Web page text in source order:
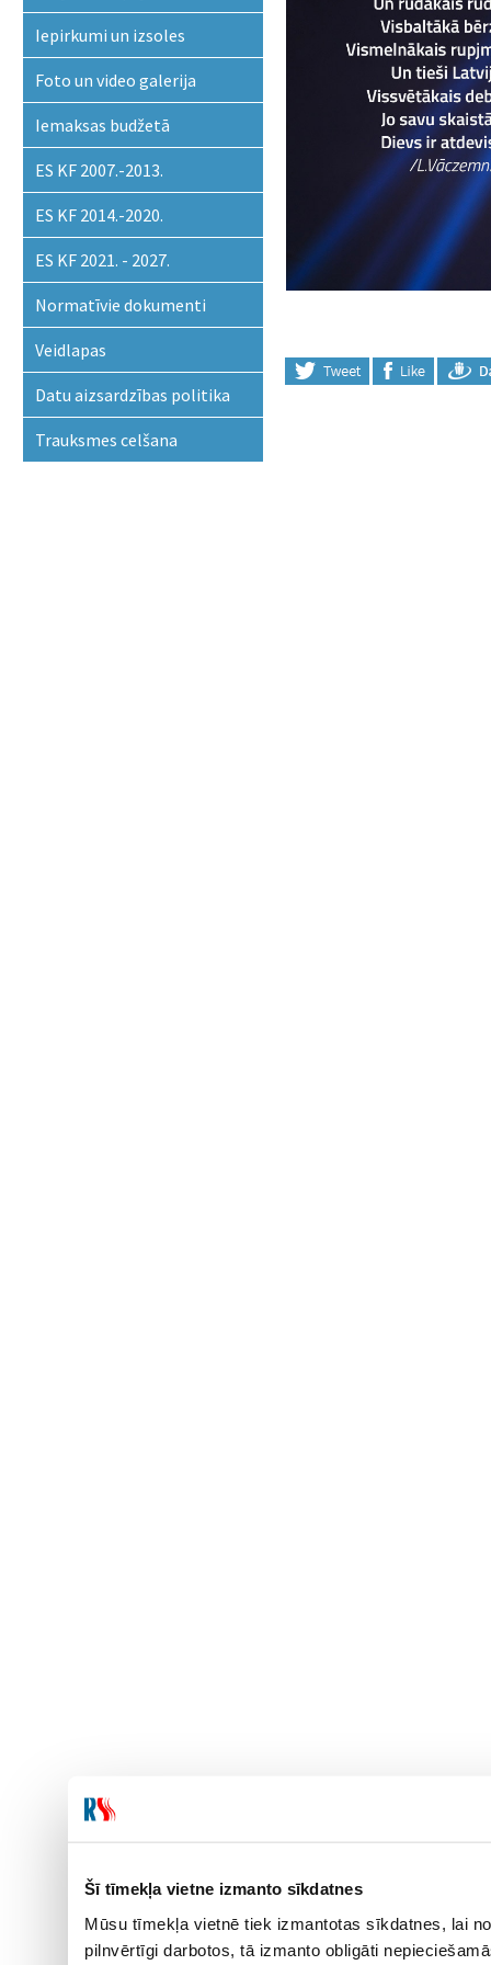
Šī tīmekļa vietne izmanto sīkdatnes
Mūsu tīmekļa vietnē tiek izmantotas sīkdatnes, lai
pilnvērtīgi darbotos, tā izmanto obligāti
Iepirkumi un izsoles
Foto un video galerija
Iemaksas budžetā
ES KF 2007.-2013.
ES KF 2014.-2020.
ES KF 2021. - 2027.
Normatīvie dokumenti
Veidlapas
Datu aizsardzības politika
Trauksmes celšana